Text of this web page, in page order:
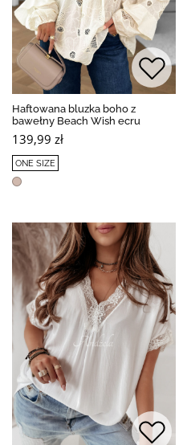
Haftowana bluzka boho z
bawełny Beach Wish ecru
139,99 zł
ONE SIZE